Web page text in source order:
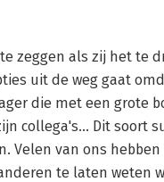
zeggen als zij het te
uit de weg gaat
die met een grote
collega's... Dit soort
Velen van ons
te laten weten